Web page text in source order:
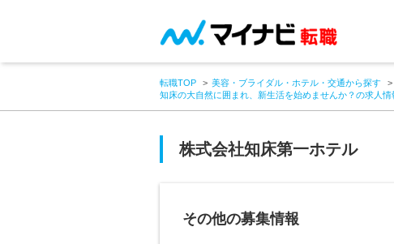
転職TOP 美容・ブライダル・ホテル・交通から探す
知床の大自然に囲まれ、新生活を始めませんか？の求人情
株式会社知床第一ホテル
その他の募集情報